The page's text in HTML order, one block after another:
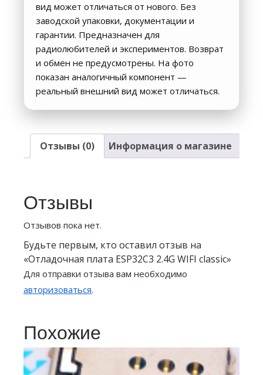
вид может отличаться от нового. Без
заводской упаковки, документации и
гарантии. Предназначен для
радиолюбителей и экспериментов. Возврат
и обмен не предусмотрены. На фото
показан аналогичный компонент —
реальный внешний вид может отличаться.
Отзывы (0) Информация о магазине
Отзывы
Отзывов пока нет.
Будьте первым, кто оставил отзыв на
«Отладочная плата ESP32C3 2.4G WIFI classic»
Для отправки отзыва вам необходимо
авторизоваться.
Похожие